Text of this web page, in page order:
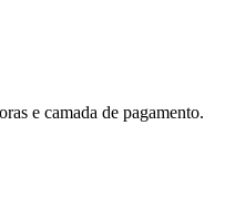
e camada de pagamento.